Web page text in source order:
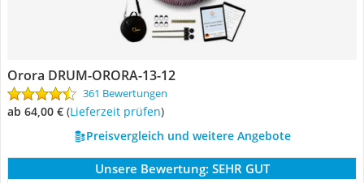
Orora DRUM-ORORA-13-12
361 Bewertungen
ab 64,00 € (Lieferzeit prüfen)
Preisvergleich und weitere Angebote
Unsere Bewertung: SEHR GUT